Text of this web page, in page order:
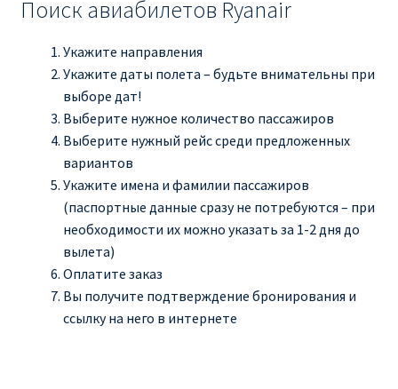
Поиск авиабилетов Ryanair
Укажите направления
Укажите даты полета – будьте внимательны при
выборе дат!
Выберите нужное количество пассажиров
Выберите нужный рейс среди предложенных
вариантов
Укажите имена и фамилии пассажиров
(паспортные данные сразу не потребуются – при
необходимости их можно указать за 1-2 дня до
вылета)
Оплатите заказ
Вы получите подтверждение бронирования и
ссылку на него в интернете